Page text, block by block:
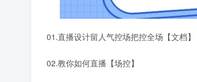
01.直播设计留人气控场把控全场【文档】
02.教你如何直播【场控】